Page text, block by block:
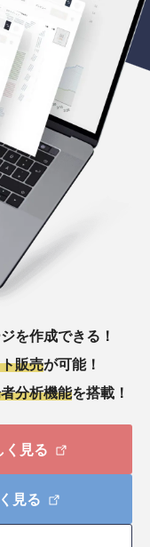
を作成できる！
販売が可能！
分析機能を搭載！
く見る
見る